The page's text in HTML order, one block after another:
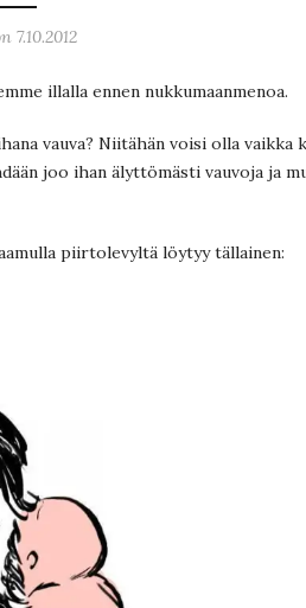
7.10.2012
illalla ennen nukkumaanmenoa.
vauva? Niitähän voisi olla vaikka
joo ihan älyttömästi vauvoja ja
piirtolevyltä löytyy tällainen: